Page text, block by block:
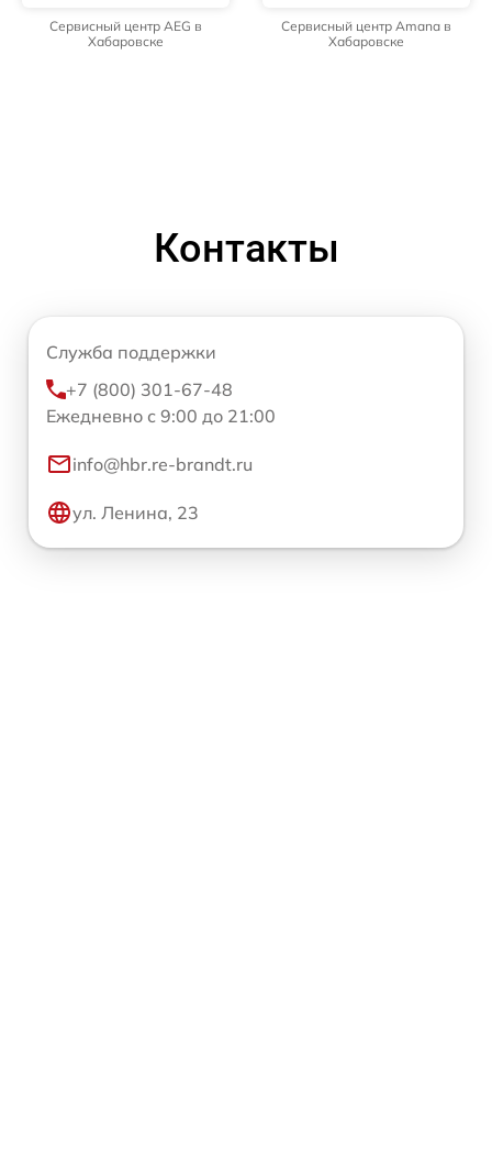
Сервисный центр AEG в
Хабаровске
Сервисный центр Amana в
Хабаровске
Контакты
Служба поддержки
+7 (800) 301-67-48
Ежедневно с 9:00 до 21:00
info@hbr.re-brandt.ru
ул. Ленина, 23